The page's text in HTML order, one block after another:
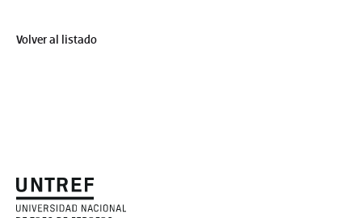
Volver al listado